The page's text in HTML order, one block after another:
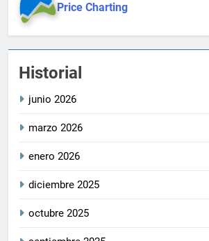
Price Charting
Historial
junio 2026
marzo 2026
enero 2026
diciembre 2025
octubre 2025